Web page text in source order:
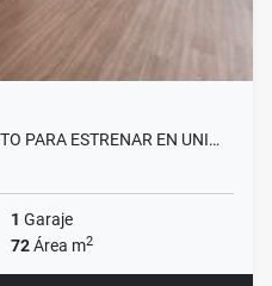
PARA ESTRENAR EN UNI…
1 Garaje
72Área m2